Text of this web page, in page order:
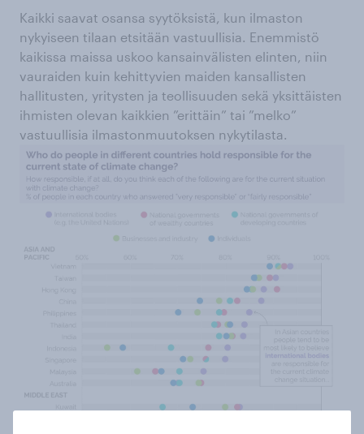
Kaikki saavat osansa syytöksistä, kun ilmaston
nykyiseen tilaan etsitään vastuullisia. Enemmistö
kaikissa maissa uskoo kansainvälisten elinten, niin
vauraiden kuin kehittyvien maiden kansallisten
hallitusten, yritysten ja teollisuuden sekä yksittäisten
ihmisten olevan kaikkien ”erittäin” tai ”melko”
vastuullisia ilmastonmuutoksen nykytilasta.